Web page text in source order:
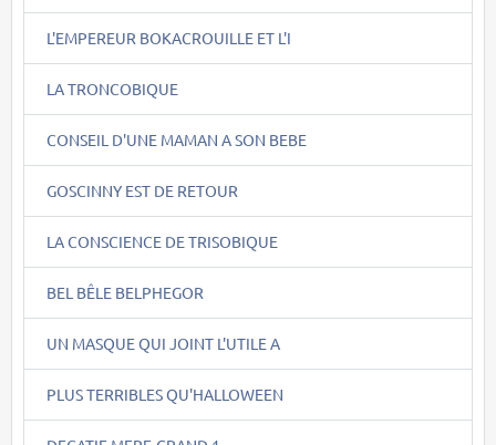
L'EMPEREUR BOKACROUILLE ET L'I
LA TRONCOBIQUE
CONSEIL D'UNE MAMAN A SON BEBE
GOSCINNY EST DE RETOUR
LA CONSCIENCE DE TRISOBIQUE
BEL BÊLE BELPHEGOR
UN MASQUE QUI JOINT L'UTILE A
PLUS TERRIBLES QU'HALLOWEEN